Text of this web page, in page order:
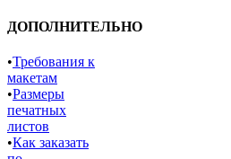
ДОПОЛНИТЕЛЬНО
•Требования к
макетам
•Размеры
печатных
листов
•Как заказать